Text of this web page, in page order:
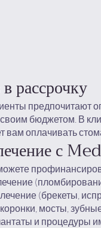
рассрочку
предпочитают
бюджетом. В
вам оплачивать
с
(брекеты,
мосты,
и процедуры